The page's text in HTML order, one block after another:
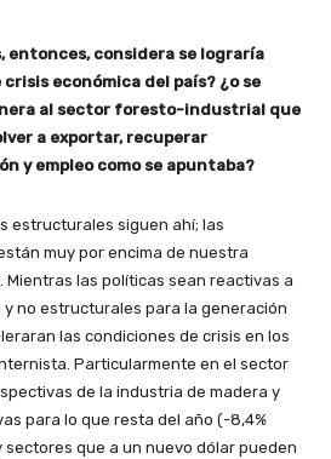
entonces, considera se lograría
económica del país? ¿o se
al sector foresto-industrial que
a exportar, recuperar
y empleo como se apuntaba?
estructurales siguen ahí; las
muy por encima de nuestra
las políticas sean reactivas a
no estructurales para la generación
las condiciones de crisis en los
Particularmente en el sector
de la industria de madera y
para lo que resta del año (-8,4%
sectores que a un nuevo dólar pueden